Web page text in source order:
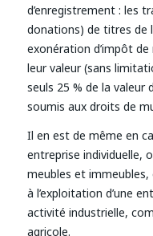
d’enregistrement : les
donations) de titres de
exonération d’impôt
leur valeur (sans
seuls 25 % de la
soumis aux droits de
Il en est de même en
entreprise individuelle,
meubles et
à l’exploitation d’une
activité industrielle,
agricole.